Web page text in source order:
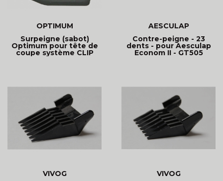
OPTIMUM
Surpeigne (sabot)
Optimum pour tête de
coupe système CLIP
AESCULAP
Contre-peigne - 23
dents - pour Aesculap
Econom II - GT505
VIVOG
VIVOG